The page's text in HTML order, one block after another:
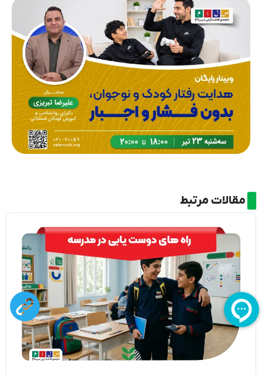
مقالات مرتبط